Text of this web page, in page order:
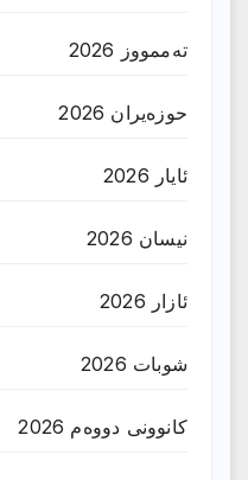
تەممووز 2026
حوزه‌یران 2026
ئایار 2026
نیسان 2026
ئازار 2026
شوبات 2026
کانوونی دووەم 2026